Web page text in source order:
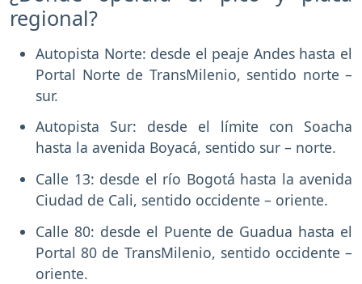
regional?
Autopista Norte: desde el peaje Andes hasta el
Portal Norte de TransMilenio, sentido norte –
sur.
Autopista Sur: desde el límite con Soacha
hasta la avenida Boyacá, sentido sur – norte.
Calle 13: desde el río Bogotá hasta la avenida
Ciudad de Cali, sentido occidente – oriente.
Calle 80: desde el Puente de Guadua hasta el
Portal 80 de TransMilenio, sentido occidente –
oriente.